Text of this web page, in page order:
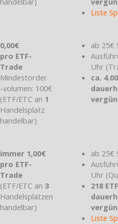
Liste
0,00€
pro ETF-
Trade
Mindestorder
-volumen: 100€
(ETF/ETC an 1
Handelsplatz
handelbar)
ab 25€
Uhr
ca.
immer 1,00€
pro ETF-
Trade
(ETF/ETC an 3
Handelsplätzen
handelbar)
ab 25€
Uhr
218
Liste